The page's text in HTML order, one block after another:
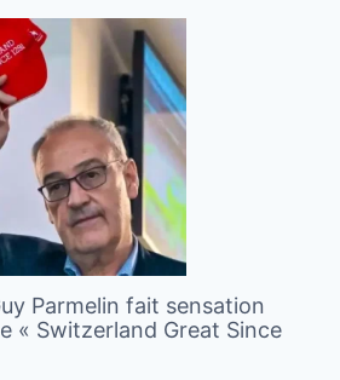
Parmelin fait sensation
« Switzerland Great Since